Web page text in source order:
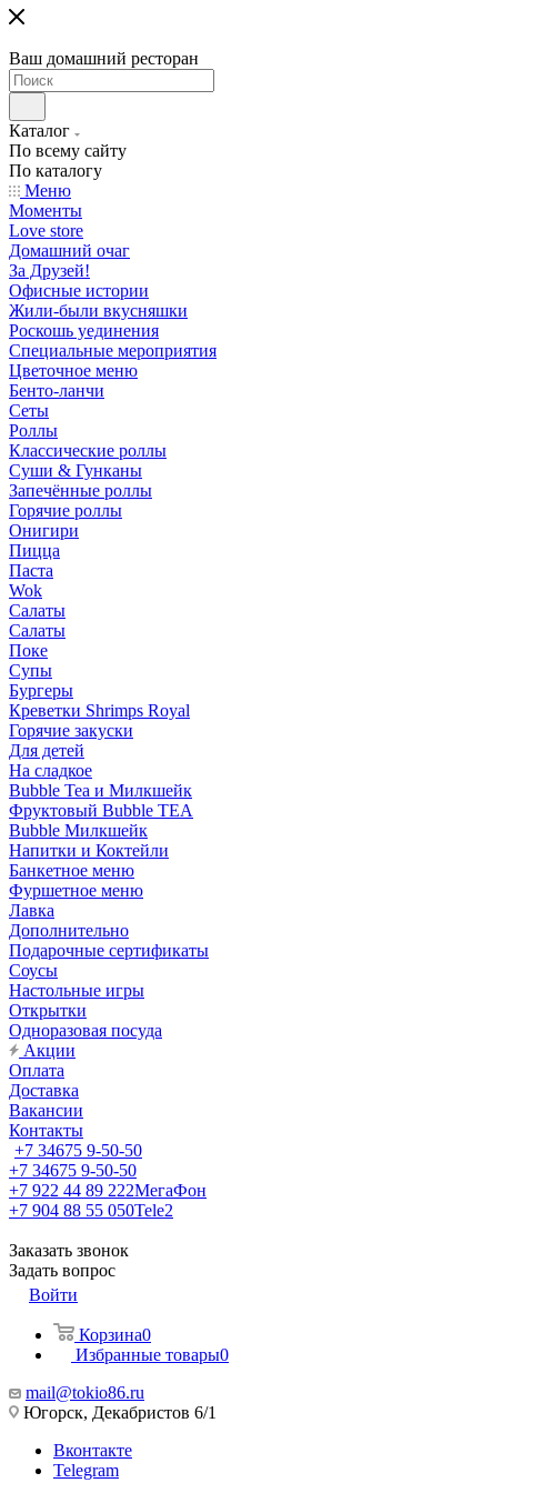
Ваш домашний ресторан
Каталог
По всему сайту
По каталогу
Меню
Моменты
Love store
Домашний очаг
За Друзей!
Офисные истории
Жили-были вкусняшки
Роскошь уединения
Специальные мероприятия
Цветочное меню
Бенто-ланчи
Сеты
Роллы
Классические роллы
Суши & Гунканы
Запечённые роллы
Горячие роллы
Онигири
Пицца
Паста
Wok
Салаты
Салаты
Поке
Супы
Бургеры
Креветки Shrimps Royal
Горячие закуски
Для детей
На сладкое
Bubble Tea и Милкшейк
Фруктовый Bubble TEA
Bubble Милкшейк
Напитки и Коктейли
Банкетное меню
Фуршетное меню
Лавка
Дополнительно
Подарочные сертификаты
Соусы
Настольные игры
Открытки
Одноразовая посуда
Акции
Оплата
Доставка
Вакансии
Контакты
+7 34675 9-50-50
+7 34675 9-50-50
+7 922 44 89 222МегаФон
+7 904 88 55 050Tele2
Заказать звонок
Задать вопрос
Войти
Корзина0
Избранные товары0
mail@tokio86.ru
Югорск, Декабристов 6/1
Вконтакте
Telegram